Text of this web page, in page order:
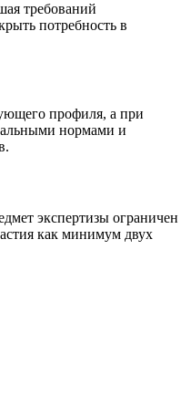
требований
потребность в
профиля, а при
нормами и
экспертизы ограничен
как минимум двух